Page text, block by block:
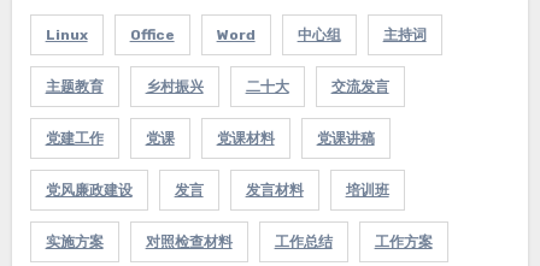
Linux Office Word 中心组 主持词
主题教育 乡村振兴 二十大 交流发言
党建工作 党课 党课材料 党课讲稿
党风廉政建设 发言 发言材料 培训班
实施方案 对照检查材料 工作总结 工作方案